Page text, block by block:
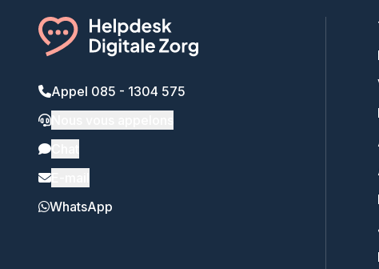
Appel 085 - 1304 575
WhatsApp